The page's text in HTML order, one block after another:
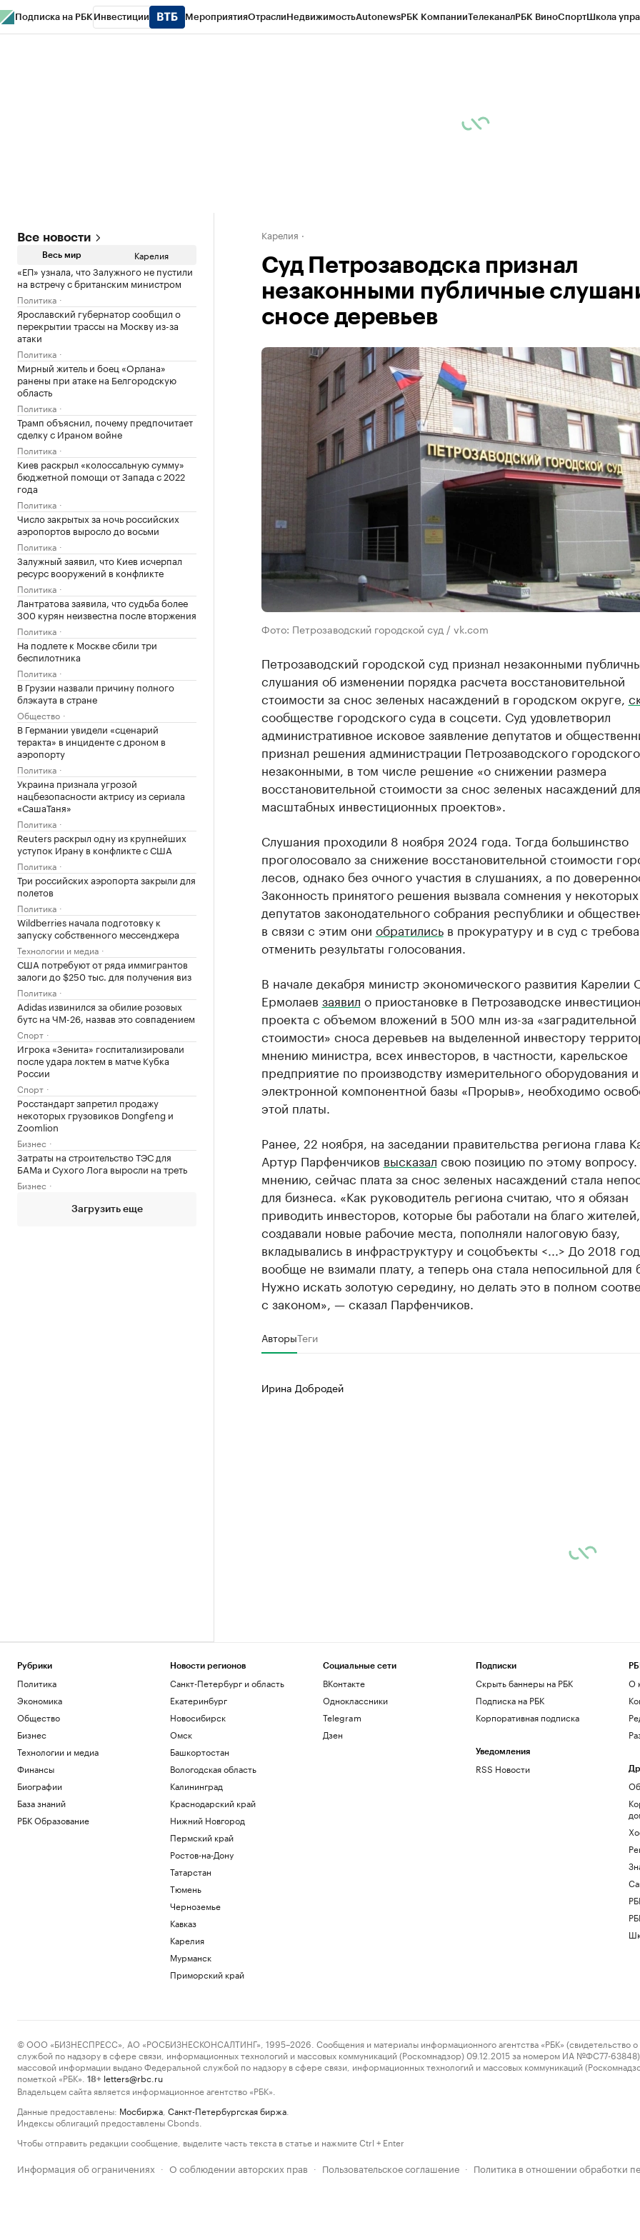
Подписка на РБК Инвестиции МероприятияОтраслиНедвижимостьAutonewsРБК КомпанииТелеканалРБК ВиноСпортШкола
Все новости
Весь мир Карелия
«ЕП» узнала, что Залужного не пустили
на встречу с британским министром
Политика
Ярославский губернатор сообщил о
перекрытии трассы на Москву из-за
атаки
Политика
Мирный житель и боец «Орлана»
ранены при атаке на Белгородскую
область
Политика
Трамп объяснил, почему предпочитает
сделку с Ираном войне
Политика
Киев раскрыл «колоссальную сумму»
бюджетной помощи от Запада с 2022
года
Политика
Число закрытых за ночь российских
аэропортов выросло до восьми
Политика
Залужный заявил, что Киев исчерпал
ресурс вооружений в конфликте
Политика
Лантратова заявила, что судьба более
300 курян неизвестна после вторжения
Политика
На подлете к Москве сбили три
беспилотника
Политика
В Грузии назвали причину полного
блэкаута в стране
Общество
В Германии увидели «сценарий
теракта» в инциденте с дроном в
аэропорту
Политика
Украина признала угрозой
нацбезопасности актрису из сериала
«СашаТаня»
Политика
Reuters раскрыл одну из крупнейших
уступок Ирану в конфликте с США
Политика
Три российских аэропорта закрыли для
полетов
Политика
Wildberries начала подготовку к
запуску собственного мессенджера
Технологии и медиа
США потребуют от ряда иммигрантов
залоги до $250 тыс. для получения виз
Политика
Adidas извинился за обилие розовых
бутс на ЧМ-26, назвав это совпадением
Спорт
Игрока «Зенита» госпитализировали
после удара локтем в матче Кубка
России
Спорт
Росстандарт запретил продажу
некоторых грузовиков Dongfeng и
Zoomlion
Бизнес
Затраты на строительство ТЭС для
БАМа и Сухого Лога выросли на треть
Бизнес
Загрузить еще
Карелия
Суд Петрозаводска признал
незаконными публичные
сносе деревьев
Фото: Петрозаводский городской суд / vk.com
Петрозаводский городской суд признал незаконными
слушания об изменении порядка расчета восстановительной
стоимости за снос зеленых насаждений в городском округе,
сообществе городского суда в соцсети. Суд удовлетворил
административное исковое заявление депутатов и
признал решения администрации Петрозаводского
незаконными, в том числе решение «о снижении размера
восстановительной стоимости за снос зеленых насаждений для
масштабных инвестиционных проектов».
Слушания проходили 8 ноября 2024 года. Тогда большинство
проголосовало за снижение восстановительной стоимости
лесов, однако без очного участия в слушаниях, а по
Законность принятого решения вызвала сомнения у некоторых
депутатов законодательного собрания республики и
в связи с этим они обратилисьв прокуратуру и в суд с
отменить результаты голосования.
В начале декабря министр экономического развития Карелии
Ермолаев заявил о приостановке в Петрозаводске
проекта с объемом вложений в 500 млн из-за «заградительной
стоимости» сноса деревьев на выделенной инвестору
мнению министра, всех инвесторов, в частности, карельское
предприятие по производству измерительного оборудования и
электронной компонентной базы «Прорыв», необходимо
этой платы.
Ранее, 22 ноября, на заседании правительства региона глава
Артур Парфенчиков высказал свою позицию по этому
мнению, сейчас плата за снос зеленых насаждений стала
для бизнеса. «Как руководитель региона считаю, что я обязан
приводить инвесторов, которые бы работали на благо жителей,
создавали новые рабочие места, пополняли налоговую базу,
вкладывались в инфраструктуру и соцобъекты <...> До 2018
вообще не взимали плату, а теперь она стала непосильной для
Нужно искать золотую середину, но делать это в полном
с законом», — сказал Парфенчиков.
АвторыТеги
Ирина Добродей
Рубрики
Политика
Экономика
Общество
Бизнес
Технологии и медиа
Финансы
Биографии
База знаний
РБК Образование
Новости регионов
Санкт-Петербург и область
Екатеринбург
Новосибирск
Омск
Башкортостан
Вологодская область
Калининград
Краснодарский край
Нижний Новгород
Пермский край
Ростов-на-Дону
Татарстан
Тюмень
Черноземье
Кавказ
Карелия
Мурманск
Приморский край
Социальные сети
ВКонтакте
Одноклассники
Telegram
Дзен
Подписки
Скрыть баннеры на РБК
Подписка на РБК
Корпоративная подписка
Уведомления
RSS Новости
О
© ООО «БИЗНЕСПРЕСС», АО «РОСБИЗНЕСКОНСАЛТИНГ», 1995–2026. Сообщения и материалы информационного агентства «РБК» (свидетельство о
службой по надзору в сфере связи, информационных технологий и массовых коммуникаций (Роскомнадзор) 09.12.2015 за номером ИА №ФС77-63848)
массовой информации выдано Федеральной службой по надзору в сфере связи, информационных технологий и массовых коммуникаций
пометкой «РБК».
18+ letters@rbc.ru
Владельцем сайта является информационное агентство «РБК».
Данные предоставлены: Мосбиржа Санкт-Петербургская биржа
Индексы облигаций предоставлены Cbonds.
Чтобы отправить редакции сообщение, выделите часть текста в статье и нажмите Ctrl + Enter
Информация об ограничениях · О соблюдении авторских прав · Пользовательское соглашение · Политика в отношении обработки